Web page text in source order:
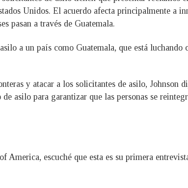
Unidos. El acuerdo afecta principalmente a
pasan a través de Guatemala.
a un país como Guatemala, que está
y atacar a los solicitantes de asilo, Johnson
asilo para garantizar que las personas se
America, escuché que esta es su primera